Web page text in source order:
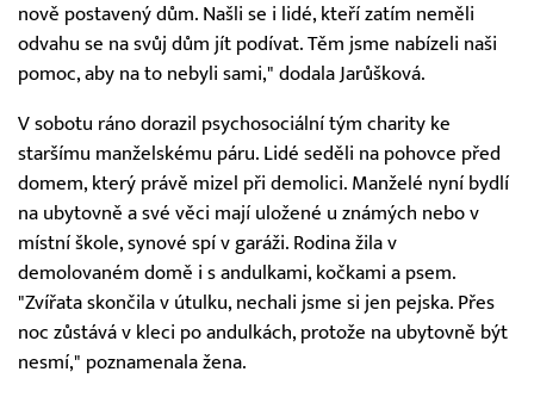
nově postavený dům. Našli se i lidé, kteří zatím neměli
odvahu se na svůj dům jít podívat. Těm jsme nabízeli naši
pomoc, aby na to nebyli sami," dodala Jarůšková.
V sobotu ráno dorazil psychosociální tým charity ke
staršímu manželskému páru. Lidé seděli na pohovce před
domem, který právě mizel při demolici. Manželé nyní bydlí
na ubytovně a své věci mají uložené u známých nebo v
místní škole, synové spí v garáži. Rodina žila v
demolovaném domě i s andulkami, kočkami a psem.
"Zvířata skončila v útulku, nechali jsme si jen pejska. Přes
noc zůstává v kleci po andulkách, protože na ubytovně být
nesmí," poznamenala žena.